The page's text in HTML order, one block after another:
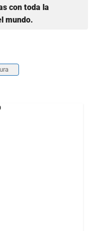
con toda la
mundo.